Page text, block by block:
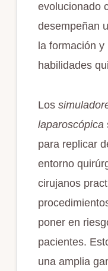
evolucionado
desempeñan
la formación
habilidades
Los
laparoscópica
para replicar
entorno
cirujanos
poner en
pacientes.
una amplia